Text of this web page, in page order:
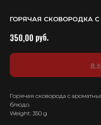
ГОРЯЧАЯ СКОВОРОДКА
350,00 руб.
в
Горячая сковорода с
блюдо.
Weight: 350 g